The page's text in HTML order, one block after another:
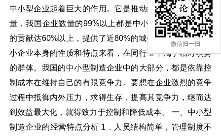
中小型企业起着巨大的作用。它是推动经济发展的基本力
量，我国企业数量的99%以上都是中小型企业，其对gdp
的贡献达60%以上，提供了近80%的城镇就业岗位。从中
小企业本身的性质和特点来看，在同行业中属于相对弱势
的群体。我国的中小型制造企业中的大部分，都是依靠控
制成本在维持自己的有限竞争力。要想在企业激烈的竞争
过程中抵御内外压力，求得生存，提高其竞争力，继而达
到效益最大化，就得致力于控制和降低成本。 一、中小型
制造企业的经营特点分析 1．人员结构简单，管理制度不
微信扫一扫